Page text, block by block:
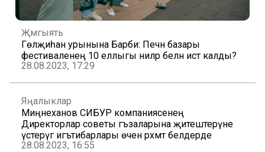
Җәмгыять
Гөлҗиһан урынына Барби: Печән базары
фестиваленең 10 еллыгы ниләр белән истә калды?
28.08.2023, 17:29
Яңалыклар
Миңнеханов СИБУР компаниясенең
Директорлар советы әгъзаларына җитештерүне
үстерүгә игътибарлары өчен рәхмәт белдерде
28.08.2023, 16:55